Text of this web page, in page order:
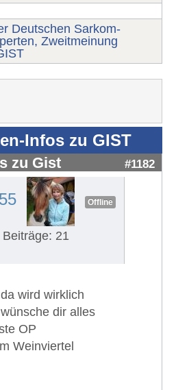
Deutschen Sarkom-
Zweitmeinung
Infos zu GIST
zu Gist #1182
Offline
Beiträge: 21
wird wirklich
dir alles
OP
Weinviertel